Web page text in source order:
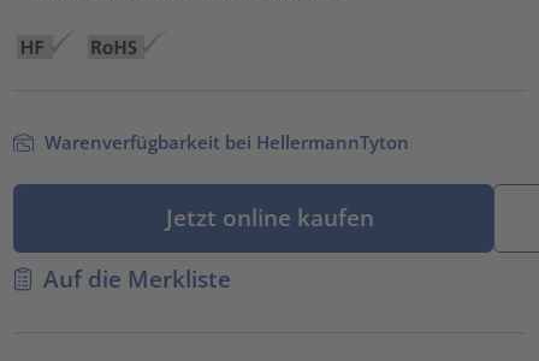
Warenverfügbarkeit bei HellermannTyton
Jetzt online kaufen
Auf die Merkliste